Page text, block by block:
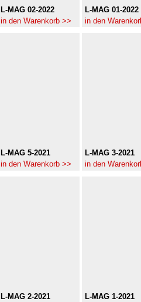
L-MAG 02-2022
in den Warenkorb >>
L-MAG 01-2022
in den
L-MAG 5-2021
in den Warenkorb >>
L-MAG 3-2021
in den
L-MAG 2-2021
L-MAG 1-2021